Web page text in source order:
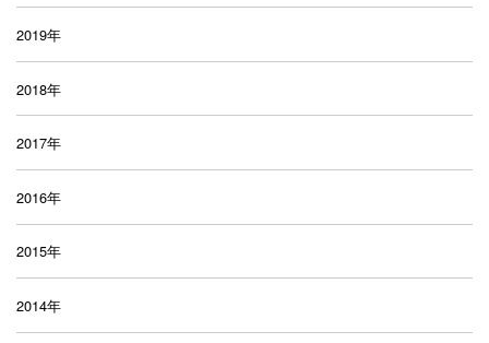
2019年
2018年
2017年
2016年
2015年
2014年